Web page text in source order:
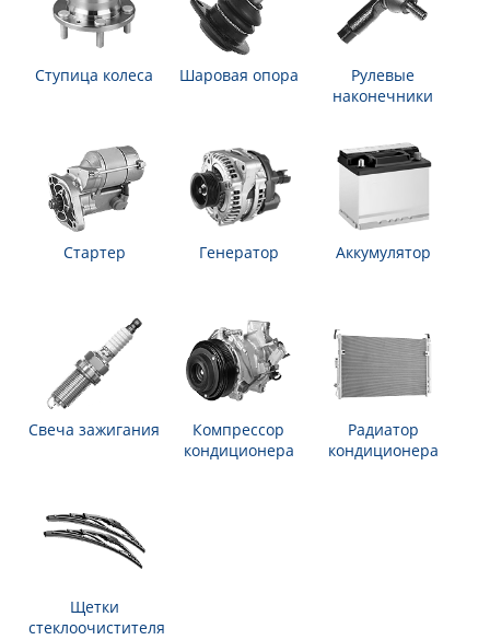
Ступица колеса Шаровая опора
Рулевые
наконечники
Стартер Генератор Аккумулятор
Свеча зажигания
Компрессор
кондиционера
Радиатор
кондиционера
Щетки
стеклоочистителя